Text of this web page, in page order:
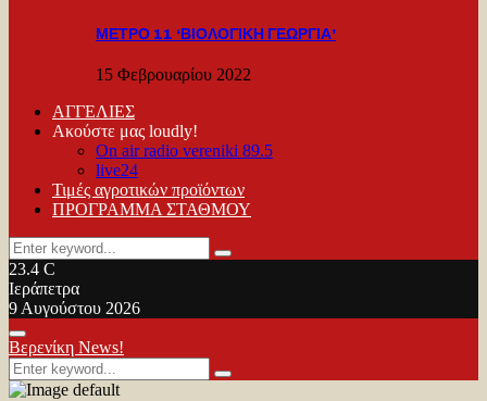
ΜΕΤΡΟ 11 ‘ΒΙΟΛΟΓΙΚΗ ΓΕΩΡΓΙΑ’
15 Φεβρουαρίου 2022
ΑΓΓΕΛΙΕΣ
Ακούστε μας loudly!
On air radio vereniki 89.5
live24
Τιμές αγροτικών προϊόντων
ΠΡΟΓΡΑΜΜΑ ΣΤΑΘΜΟΥ
Search
for:
Search
23.4 C
Ιεράπετρα
9 Αυγούστου 2026
Facebook
Twitter
Youtube
Primary
Menu
Βερενίκη News!
Search
for:
Search